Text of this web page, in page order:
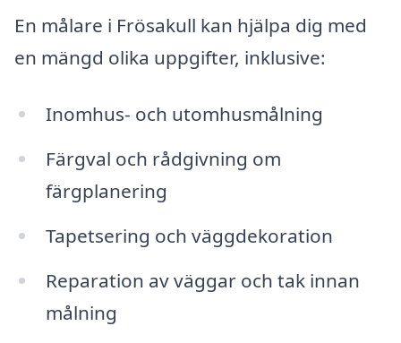
En målare i Frösakull kan hjälpa dig med
en mängd olika uppgifter, inklusive:
Inomhus- och utomhusmålning
Färgval och rådgivning om
färgplanering
Tapetsering och väggdekoration
Reparation av väggar och tak innan
målning